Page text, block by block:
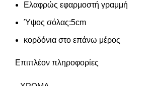
Ελαφρώς εφαρμοστή γραμμή
Ύψος σόλας:5cm
κορδόνια στο επάνω μέρος
Επιπλέον πληροφορίες